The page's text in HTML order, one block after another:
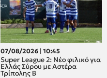
07/08/2026 | 10:45
Super League 2: Νέο φιλικό για
Ελλάς Σύρου με Αστέρα
Τρίπολης Β